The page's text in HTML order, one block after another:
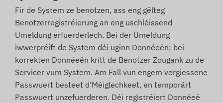
Fir de System ze benotzen, ass eng gëlteg
Benotzerregistréierung an eng uschléissend
Umeldung erfuerderlech. Bei der Umeldung
iwwerpréift de System déi uginn Donnéeën; bei
korrekten Donnéeën kritt de Benotzer Zougank zu de
Servicer vum System. Am Fall vun engem vergiessene
Passwuert besteet d'Méiglechkeet, en temporärt
Passwuert unzefuerderen. Déi registréiert Donnéeë